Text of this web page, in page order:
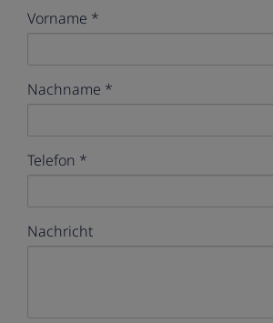
Vorname
Nachname
Telefon
Nachricht